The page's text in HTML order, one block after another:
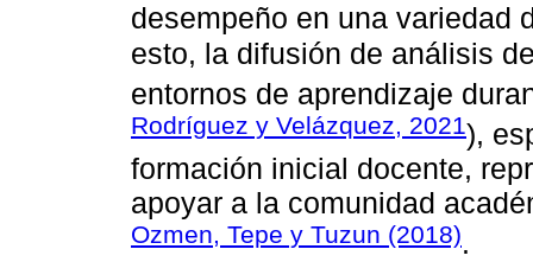
desempeño en una variedad
esto, la difusión de análisis
entornos de aprendizaje
Rodríguez y Velázquez, 2021),
formación inicial docente,
apoyar a la comunidad
Ozmen, Tepe y Tuzun (2018).